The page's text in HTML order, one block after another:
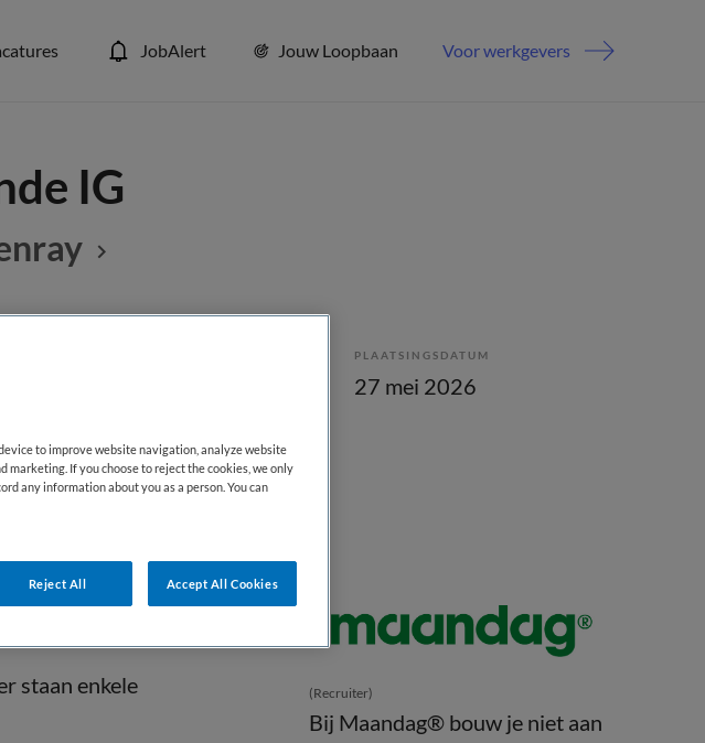
JobAlert Jouw Loopbaan Voor werkgevers
IG
PLAATSINGSDATUM
27 mei 2026
staan enkele
(Recruiter)
Bij Maandag® bouw je niet aan
to improve website navigation, analyze website
marketing. If you choose to reject the cookies, we only
any information about you as a person. You can
Reject All Accept All Cookies